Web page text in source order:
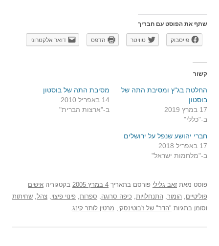
שתף את הפוסט עם חבריך
פייסבוק טוויטר הדפס דואר אלקטרוני
קשור
החלטת בג"ץ ומסיבת התה של
בוסטון
17 במרץ 2019
ב-"כללי"
מסיבת התה של בוסטון
14 באפריל 2010
ב-"ארצות הברית"
חברי יהושע שנפל על ירושלים
17 באפריל 2018
ב-"מלחמות ישראל"
פוסט מאת זאב גלילי פורסם בתאריך 4 במרץ 2005 בקטגוריה אישים
פוליטיים הומור התנחלויות כיפה סרוגה ספרות פינוי פיצוי צהל שחיתות
וסומן בתגיות "הדר" של ז'בוטינסקי מרטין לותר קינג